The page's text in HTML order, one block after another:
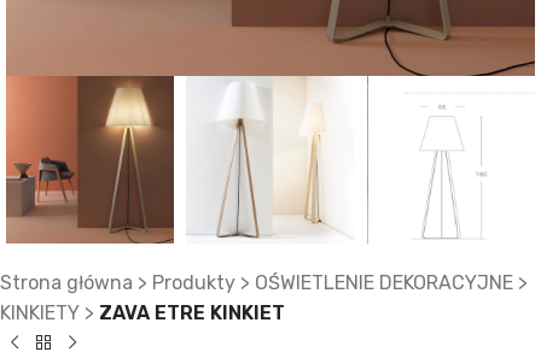
Strona główna > Produkty > OŚWIETLENIE DEKORACYJNE >
KINKIETY > ZAVA ETRE KINKIET